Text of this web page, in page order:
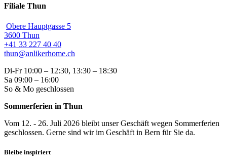
Filiale Thun
Obere Hauptgasse 5
3600 Thun
+41 33 227 40 40
thun@anlikerhome.ch
Di-Fr 10:00 – 12:30, 13:30 – 18:30
Sa 09:00 – 16:00
So & Mo geschlossen
Sommerferien in Thun
Vom 12. - 26. Juli 2026 bleibt unser Geschäft wegen Sommerferien
geschlossen. Gerne sind wir im Geschäft in Bern für Sie da.
Bleibe inspiriert